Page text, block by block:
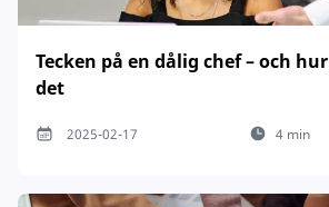
Tecken på en dålig chef – och
det
2025-02-17 4 min